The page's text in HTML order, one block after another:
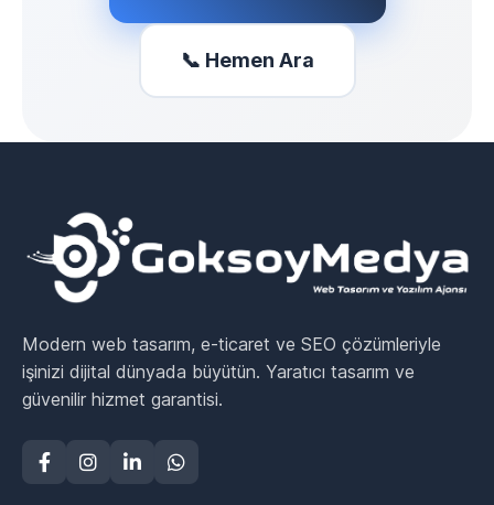
📞 Hemen Ara
Modern web tasarım, e-ticaret ve SEO çözümleriyle
işinizi dijital dünyada büyütün. Yaratıcı tasarım ve
güvenilir hizmet garantisi.